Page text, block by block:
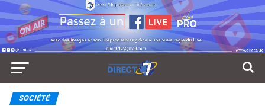
SOCIÉTÉ